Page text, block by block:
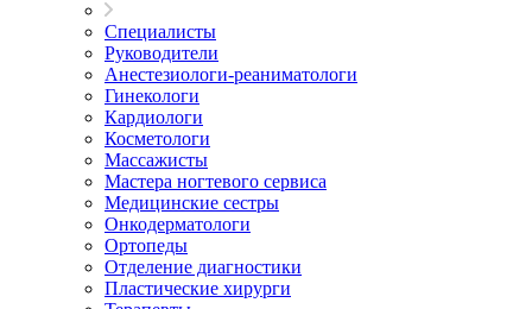
Специалисты
Руководители
Анестезиологи-реаниматологи
Гинекологи
Кардиологи
Косметологи
Массажисты
Мастера ногтевого сервиса
Медицинские сестры
Онкодерматологи
Ортопеды
Отделение диагностики
Пластические хирурги